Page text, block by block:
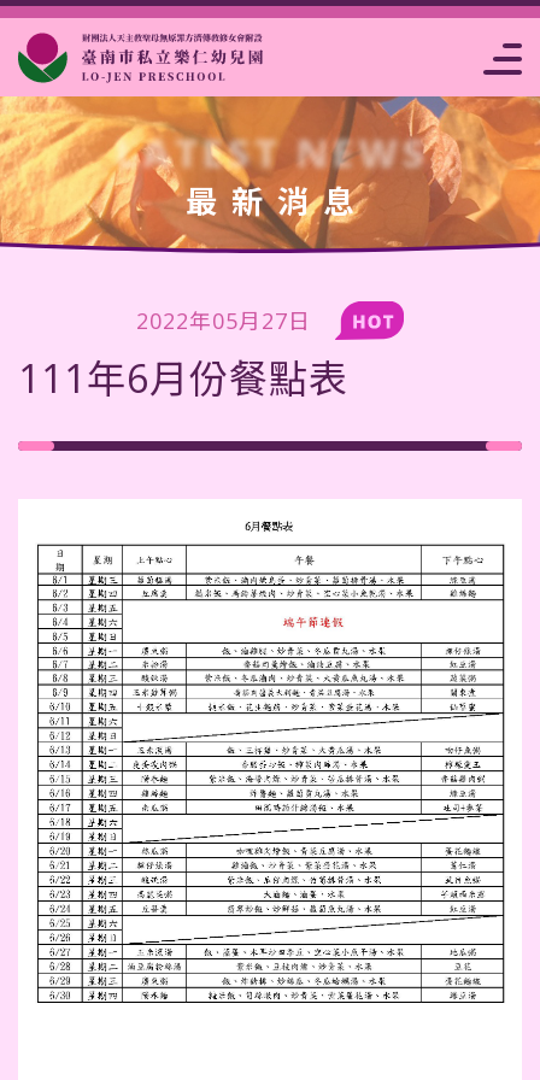
析
賞
注意事
項
報名
表
事
LATEST NEWS
最新消息
2022年05月27日
111年6月份餐點表